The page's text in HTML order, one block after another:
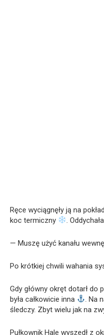
Ręce wyciągnęły ją na
koc termiczny
.
— Muszę użyć kanału
Po krótkiej chwili wahania
Gdy główny okręt dotarł do
była całkowicie inna
. Na
śledczy. Zbyt wielu jak na
Pułkownik Hale wyszedł z